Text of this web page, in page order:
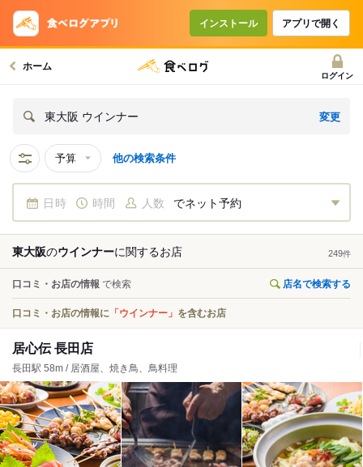
インストール アプリで開く
ホーム
ログイン
東大阪 ウインナー 変更
予算 他の検索条件
日時 時間 人数 でネット予約
東大阪のウインナーに関するお店 249件
口コミ・お店の情報 で検索 店名で検索する
口コミ・お店の情報に 「ウインナー」 を含むお店
居心伝 長田店
長田駅 58m / 居酒屋、焼き鳥、鳥料理